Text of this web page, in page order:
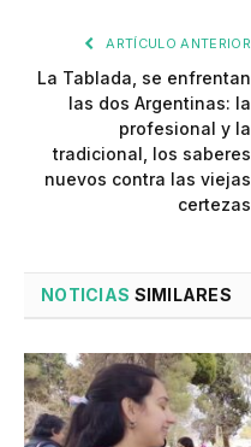
ARTÍCULO ANTERIOR
La Tablada, se enfrentan
las dos Argentinas: la
profesional y la
tradicional, los saberes
nuevos contra las viejas
certezas
NOTICIAS SIMILARES